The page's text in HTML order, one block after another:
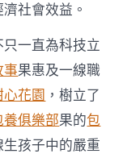
社會效益。
一直為科技立
事果惠及一線職
心花園 ，樹立了
養俱樂部果的包
孩子中的嚴重